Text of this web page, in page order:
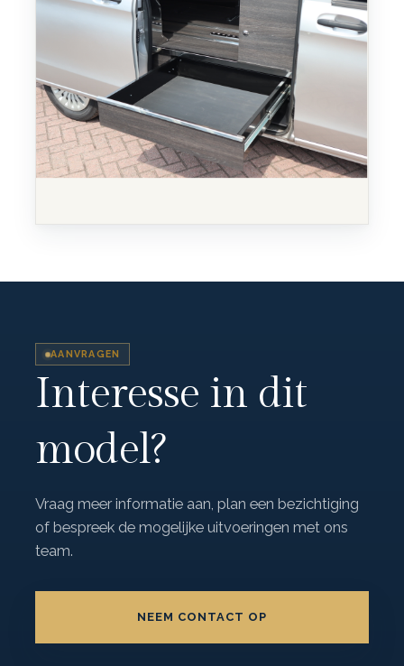
AANVRAGEN
Interesse in dit
model?
Vraag meer informatie aan, plan een bezichtiging
of bespreek de mogelijke uitvoeringen met ons
team.
NEEM CONTACT OP